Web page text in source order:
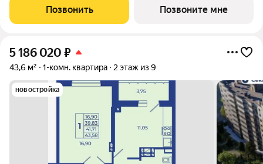
территории организовано озеленение, детские и спортивные
площадки с зонами для отдыха. Рядом
Позвонить Позвоните мне
5 186 020 ₽
43,6 м² 1-комн. квартира 2 этаж из 9
новостройка